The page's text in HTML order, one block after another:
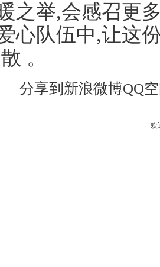
之举,会感召更
心队伍中,让这
。
分享到 新浪微博QQ
欢